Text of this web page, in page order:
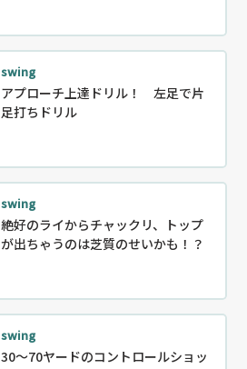
swing
アプローチ上達ドリル！ 左足で片
足打ちドリル
swing
絶好のライからチャックリ、トップ
が出ちゃうのは芝質のせいかも！？
swing
30〜70ヤードのコントロールショッ